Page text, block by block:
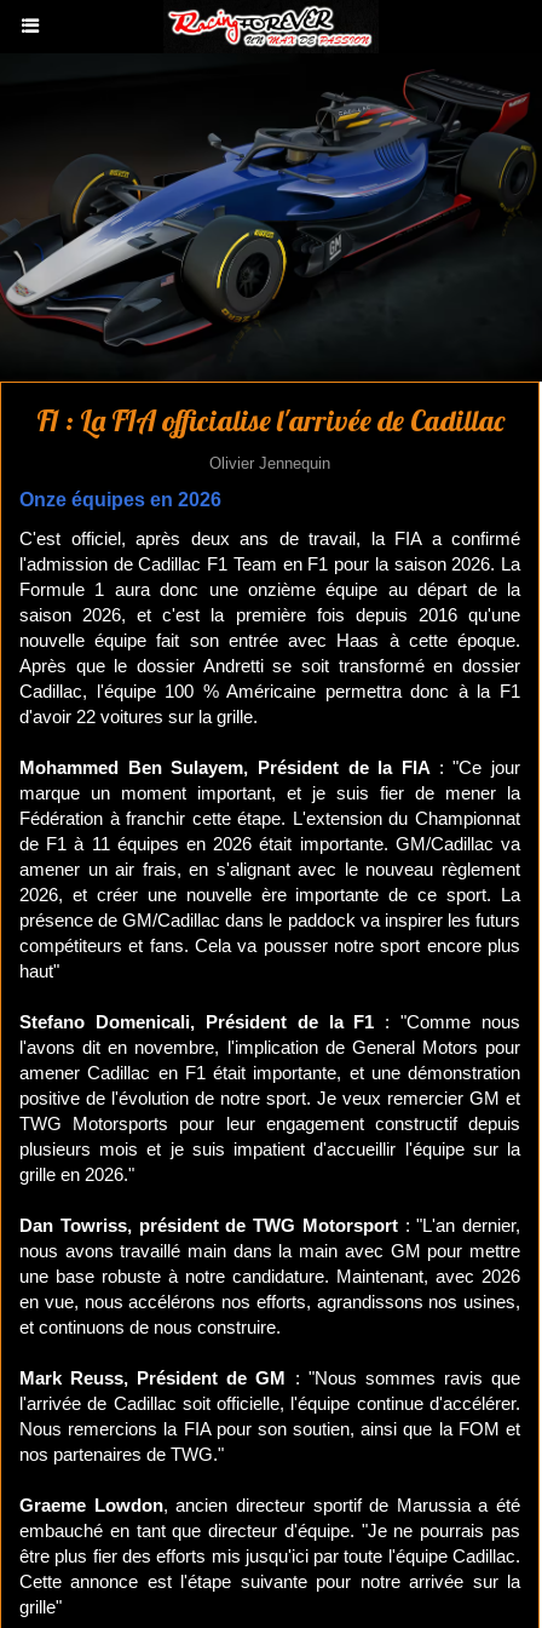
F1 : La FIA officialise l'arrivée de Cadillac
Olivier Jennequin
Onze équipes en 2026
C'est officiel, après deux ans de travail, la FIA a confirmé
l'admission de Cadillac F1 Team en F1 pour la saison 2026. La
Formule 1 aura donc une onzième équipe au départ de la
saison 2026, et c'est la première fois depuis 2016 qu'une
nouvelle équipe fait son entrée avec Haas à cette époque.
Après que le dossier Andretti se soit transformé en dossier
Cadillac, l'équipe 100 % Américaine permettra donc à la F1
d'avoir 22 voitures sur la grille.
Mohammed Ben Sulayem, Président de la FIA : "Ce jour
marque un moment important, et je suis fier de mener la
Fédération à franchir cette étape. L'extension du Championnat
de F1 à 11 équipes en 2026 était importante. GM/Cadillac va
amener un air frais, en s'alignant avec le nouveau règlement
2026, et créer une nouvelle ère importante de ce sport. La
présence de GM/Cadillac dans le paddock va inspirer les futurs
compétiteurs et fans. Cela va pousser notre sport encore plus
haut"
Stefano Domenicali, Président de la F1 : "Comme nous
l'avons dit en novembre, l'implication de General Motors pour
amener Cadillac en F1 était importante, et une démonstration
positive de l'évolution de notre sport. Je veux remercier GM et
TWG Motorsports pour leur engagement constructif depuis
plusieurs mois et je suis impatient d'accueillir l'équipe sur la
grille en 2026."
Dan Towriss, président de TWG Motorsport: "L'an dernier,
nous avons travaillé main dans la main avec GM pour mettre
une base robuste à notre candidature. Maintenant, avec 2026
en vue, nous accélérons nos efforts, agrandissons nos usines,
et continuons de nous construire.
Mark Reuss, Président de GM : "Nous sommes ravis que
l'arrivée de Cadillac soit officielle, l'équipe continue d'accélérer.
Nous remercions la FIA pour son soutien, ainsi que la FOM et
nos partenaires de TWG."
Graeme Lowdon, ancien directeur sportif de Marussia a été
embauché en tant que directeur d'équipe. "Je ne pourrais pas
être plus fier des efforts mis jusqu'ici par toute l'équipe Cadillac.
Cette annonce est l'étape suivante pour notre arrivée sur la
grille"